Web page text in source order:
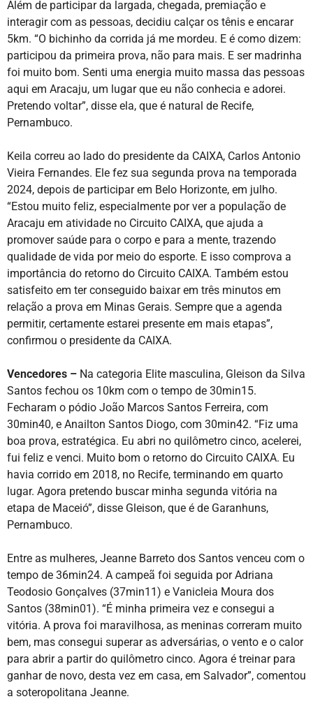
Além de participar da largada, chegada, premiação e
interagir com as pessoas, decidiu calçar os tênis e encarar
5km. “O bichinho da corrida já me mordeu. E é como dizem:
participou da primeira prova, não para mais. E ser madrinha
foi muito bom. Senti uma energia muito massa das pessoas
aqui em Aracaju, um lugar que eu não conhecia e adorei.
Pretendo voltar”, disse ela, que é natural de Recife,
Pernambuco.
Keila correu ao lado do presidente da CAIXA, Carlos Antonio
Vieira Fernandes. Ele fez sua segunda prova na temporada
2024, depois de participar em Belo Horizonte, em julho.
“Estou muito feliz, especialmente por ver a população de
Aracaju em atividade no Circuito CAIXA, que ajuda a
promover saúde para o corpo e para a mente, trazendo
qualidade de vida por meio do esporte. E isso comprova a
importância do retorno do Circuito CAIXA. Também estou
satisfeito em ter conseguido baixar em três minutos em
relação a prova em Minas Gerais. Sempre que a agenda
permitir, certamente estarei presente em mais etapas”,
confirmou o presidente da CAIXA.
Vencedores – Na categoria Elite masculina, Gleison da Silva
Santos fechou os 10km com o tempo de 30min15.
Fecharam o pódio João Marcos Santos Ferreira, com
30min40, e Anailton Santos Diogo, com 30min42. “Fiz uma
boa prova, estratégica. Eu abri no quilômetro cinco, acelerei,
fui feliz e venci. Muito bom o retorno do Circuito CAIXA. Eu
havia corrido em 2018, no Recife, terminando em quarto
lugar. Agora pretendo buscar minha segunda vitória na
etapa de Maceió”, disse Gleison, que é de Garanhuns,
Pernambuco.
Entre as mulheres, Jeanne Barreto dos Santos venceu com o
tempo de 36min24. A campeã foi seguida por Adriana
Teodosio Gonçalves (37min11) e Vanicleia Moura dos
Santos (38min01). “É minha primeira vez e consegui a
vitória. A prova foi maravilhosa, as meninas correram muito
bem, mas consegui superar as adversárias, o vento e o calor
para abrir a partir do quilômetro cinco. Agora é treinar para
ganhar de novo, desta vez em casa, em Salvador”, comentou
a soteropolitana Jeanne.